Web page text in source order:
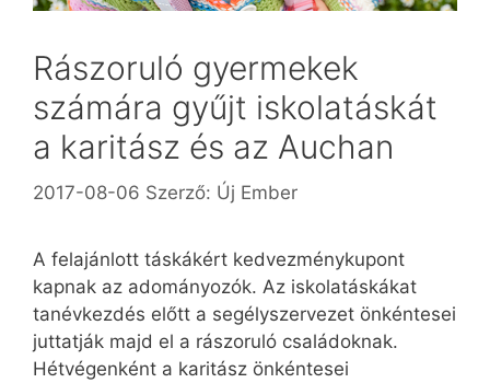
Rászoruló gyermekek
számára gyűjt iskolatáskát
a karitász és az Auchan
2017-08-06 Szerző: Új Ember
A felajánlott táskákért kedvezménykupont
kapnak az adományozók. Az iskolatáskákat
tanévkezdés előtt a segélyszervezet önkéntesei
juttatják majd el a rászoruló családoknak.
Hétvégenként a karitász önkéntesei